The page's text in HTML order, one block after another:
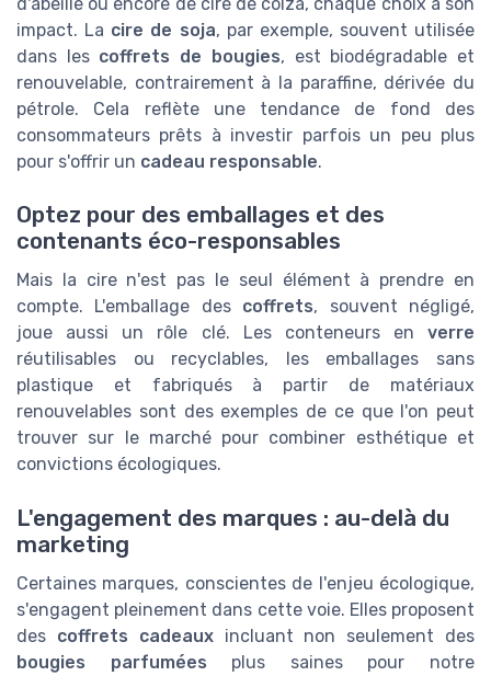
impact. La cire de soja, par exemple, souvent utilisée
dans les coffrets de bougies, est biodégradable et
renouvelable, contrairement à la paraffine, dérivée du
pétrole. Cela reflète une tendance de fond des
consommateurs prêts à investir parfois un peu plus
pour s'offrir un cadeau responsable.
Optez pour des emballages et des
contenants éco-responsables
Mais la cire n'est pas le seul élément à prendre en
compte. L'emballage des coffrets, souvent négligé,
joue aussi un rôle clé. Les conteneurs en verre
réutilisables ou recyclables, les emballages sans
plastique et fabriqués à partir de matériaux
renouvelables sont des exemples de ce que l'on peut
trouver sur le marché pour combiner esthétique et
convictions écologiques.
L'engagement des marques : au-delà du
marketing
Certaines marques, conscientes de l'enjeu écologique,
s'engagent pleinement dans cette voie. Elles proposent
des coffrets cadeauxincluant non seulement des
bougies parfumées plus saines pour notre